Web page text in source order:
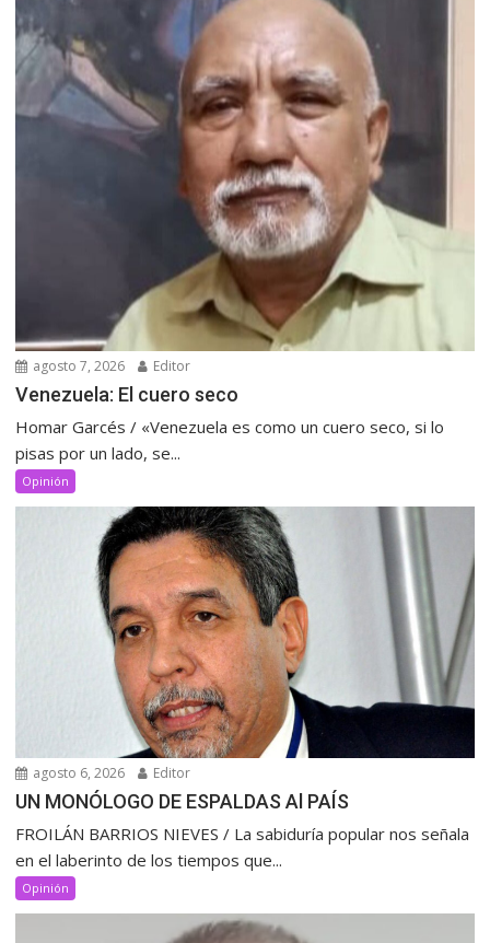
agosto 7, 2026 Editor
Venezuela: El cuero seco
Homar Garcés / «Venezuela es como un cuero seco, si lo
pisas por un lado, se...
Opinión
agosto 6, 2026 Editor
UN MONÓLOGO DE ESPALDAS Al PAÍS
FROILÁN BARRIOS NIEVES / La sabiduría popular nos señala
en el laberinto de los tiempos que...
Opinión